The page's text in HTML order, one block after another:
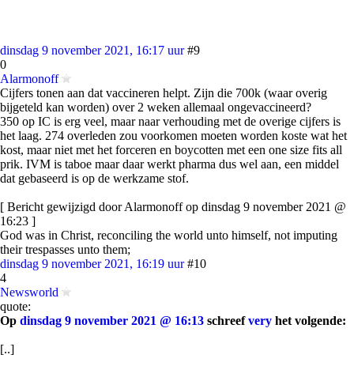
dinsdag 9 november 2021, 16:17 uur #9
0
Alarmonoff
Cijfers tonen aan dat vaccineren helpt. Zijn die 700k (waar overig
bijgeteld kan worden) over 2 weken allemaal ongevaccineerd?
350 op IC is erg veel, maar naar verhouding met de overige cijfers is
het laag. 274 overleden zou voorkomen moeten worden koste wat het
kost, maar niet met het forceren en boycotten met een one size fits all
prik. IVM is taboe maar daar werkt pharma dus wel aan, een middel
dat gebaseerd is op de werkzame stof.
[ Bericht gewijzigd door Alarmonoff op dinsdag 9 november 2021 @
16:23 ]
God was in Christ, reconciling the world unto himself, not imputing
their trespasses unto them;
dinsdag 9 november 2021, 16:19 uur #10
4
Newsworld
quote:
Op dinsdag 9 november 2021 @ 16:13 schreefvery het volgende:
[..]